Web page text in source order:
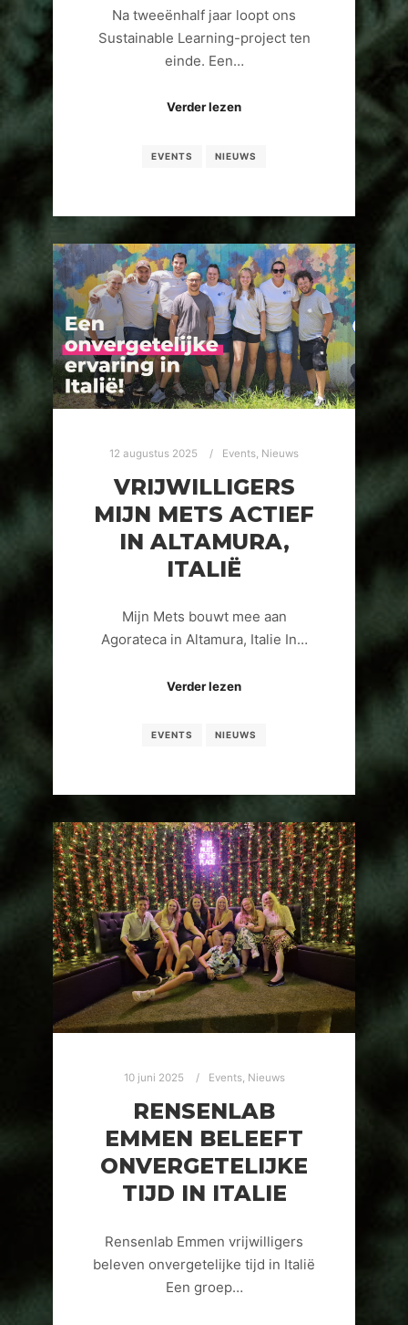
Na tweeënhalf jaar loopt ons
Sustainable Learning-project ten
einde. Een…
Verder lezen
EVENTS NIEUWS
12 augustus 2025 Events, Nieuws
VRIJWILLIGERS
MIJN METS ACTIEF
IN ALTAMURA,
ITALIË
Mijn Mets bouwt mee aan
Agorateca in Altamura, Italie In…
Verder lezen
EVENTS NIEUWS
10 juni 2025 Events, Nieuws
RENSENLAB
EMMEN BELEEFT
ONVERGETELIJKE
TIJD IN ITALIE
Rensenlab Emmen vrijwilligers
beleven onvergetelijke tijd in Italië
Een groep…